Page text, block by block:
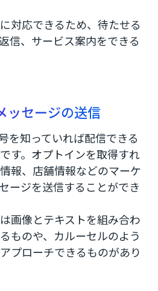
対応できるため、待たせる
信、サービス案内をできる
ッセージの送信
を知っていれば配信できる
す。オプトインを取得すれ
報、店舗情報などのマーケ
ージを送信することができ
画像とテキストを組み合わ
ものや、カルーセルのよう
プローチできるものがあり